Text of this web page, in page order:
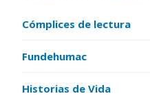
Cómplices de lectura
Fundehumac
Historias de Vida